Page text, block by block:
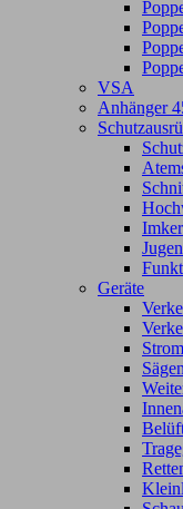
VSA
Anhänger
Imker
Geräte